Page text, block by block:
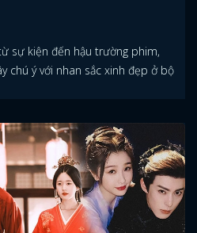
sự kiện đến hậu trường phim,
chú ý với nhan sắc xinh đẹp ở bộ